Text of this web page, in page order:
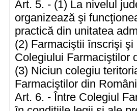
Art. 5. - (1) La nivelul
organizează şi
practică din unitatea
(2) Farmaciştii înscrişi
Colegiului Farmaciştilor
(3) Niciun colegiu
Farmaciştilor din
Art. 6. - Între Colegiul